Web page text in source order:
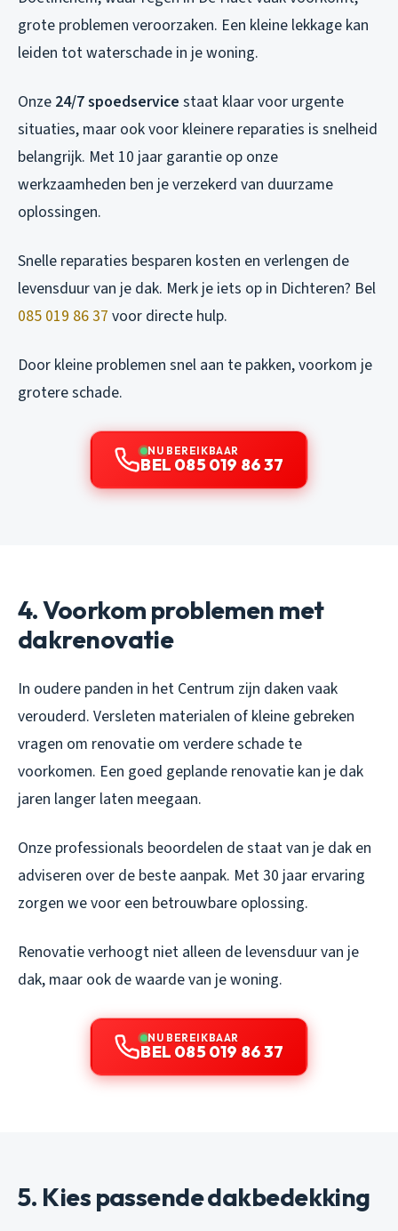
grote problemen veroorzaken. Een kleine lekkage kan
leiden tot waterschade in je woning.
Onze 24/7 spoedservice staat klaar voor urgente
situaties, maar ook voor kleinere reparaties is snelheid
belangrijk. Met 10 jaar garantie op onze
werkzaamheden ben je verzekerd van duurzame
oplossingen.
Snelle reparaties besparen kosten en verlengen de
levensduur van je dak. Merk je iets op in Dichteren? Bel
085 019 86 37 voor directe hulp.
Door kleine problemen snel aan te pakken, voorkom je
grotere schade.
NU BEREIKBAAR
BEL 085 019 86 37
4. Voorkom problemen met
dakrenovatie
In oudere panden in het Centrum zijn daken vaak
verouderd. Versleten materialen of kleine gebreken
vragen om renovatie om verdere schade te
voorkomen. Een goed geplande renovatie kan je dak
jaren langer laten meegaan.
Onze professionals beoordelen de staat van je dak en
adviseren over de beste aanpak. Met 30 jaar ervaring
zorgen we voor een betrouwbare oplossing.
Renovatie verhoogt niet alleen de levensduur van je
dak, maar ook de waarde van je woning.
NU BEREIKBAAR
BEL 085 019 86 37
5. Kies passende dakbedekking